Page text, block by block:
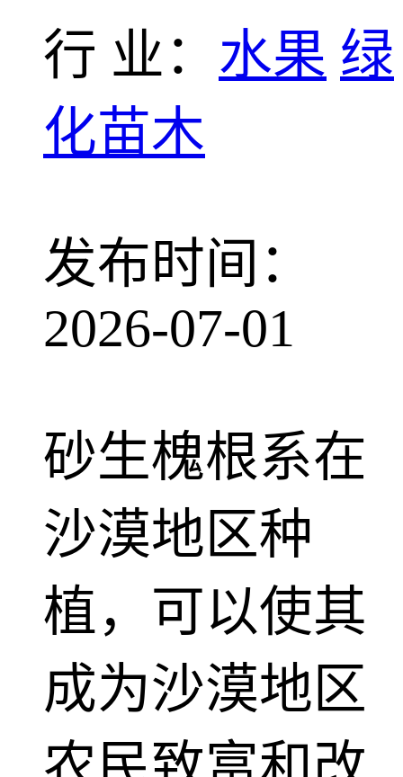
行 业： 水果 绿
化苗木
发布时间：
2026-07-01
砂生槐根系在
沙漠地区种
植，可以使其
成为沙漠地区